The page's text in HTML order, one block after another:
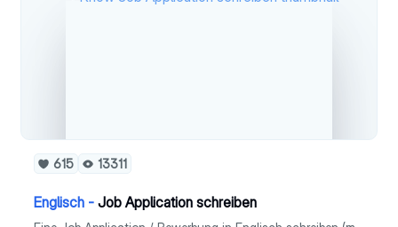
615 13311
Englisch - Job Application schreiben